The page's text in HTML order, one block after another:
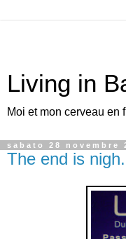
Living in
Moi et mon cerveau en
sabato 28 novembre
The end is nigh.